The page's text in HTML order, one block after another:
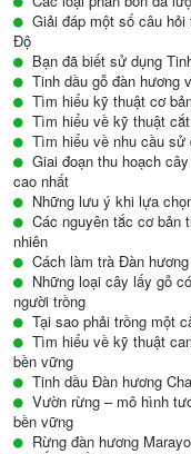
Giải đáp một số câu
Độ
Bạn đã biết sử dụng
Tinh dầu gỗ đàn hương
Tìm hiểu kỹ thuật cơ
Tìm hiểu về kỹ thuật
Tìm hiểu về nhu cầu
Giai đoạn thu hoạch
cao nhất
Những lưu ý khi lựa
Các nguyên tắc cơ bản
nhiên
Cách làm trà Đàn
Những loại cây lấy gỗ
người trồng
Tại sao phải trồng một
Tìm hiểu về kỹ thuật
bền vững
Tinh dầu Đàn hương
Vườn rừng – mô hình
bền vững
Rừng đàn hương